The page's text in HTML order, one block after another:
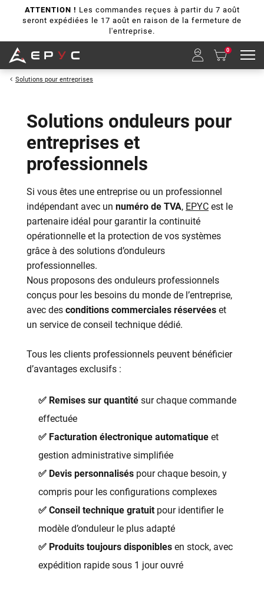
ATTENTION ! Les commandes reçues à partir du 7 août
seront expédiées le 17 août en raison de la fermeture de
l'entreprise.
0
Solutions pour entreprises
Solutions onduleurs pour
entreprises et
professionnels
Si vous êtes une entreprise ou un professionnel
indépendant avec un numéro de TVA, EPYC est le
partenaire idéal pour garantir la continuité
opérationnelle et la protection de vos systèmes
grâce à des solutions d’onduleurs
professionnelles.
Nous proposons des onduleurs professionnels
conçus pour les besoins du monde de l’entreprise,
avec des conditions commerciales réservées et
un service de conseil technique dédié.
Tous les clients professionnels peuvent bénéficier
d’avantages exclusifs :
✅ Remises sur quantité sur chaque commande
effectuée
✅ Facturation électronique automatique et
gestion administrative simplifiée
✅ Devis personnalisés pour chaque besoin, y
compris pour les configurations complexes
✅ Conseil technique gratuit pour identifier le
modèle d’onduleur le plus adapté
✅ Produits toujours disponibles en stock, avec
expédition rapide sous 1 jour ouvré